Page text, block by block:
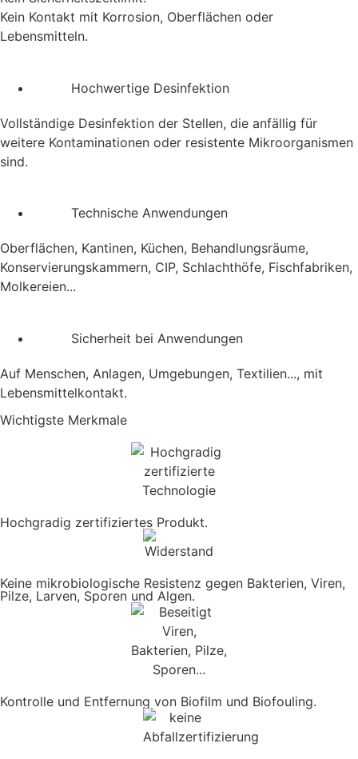
Kein Kontakt mit Korrosion, Oberflächen oder
Lebensmitteln.
Hochwertige Desinfektion
Vollständige Desinfektion der Stellen, die anfällig für
weitere Kontaminationen oder resistente Mikroorganismen
sind.
Technische Anwendungen
Oberflächen, Kantinen, Küchen, Behandlungsräume,
Konservierungskammern, CIP, Schlachthöfe, Fischfabriken,
Molkereien...
Sicherheit bei Anwendungen
Auf Menschen, Anlagen, Umgebungen, Textilien..., mit
Lebensmittelkontakt.
Wichtigste Merkmale
Hochgradig zertifiziertes Produkt.
Keine mikrobiologische Resistenz gegen Bakterien, Viren,
Pilze, Larven, Sporen und Algen.
Kontrolle und Entfernung von Biofilm und Biofouling.